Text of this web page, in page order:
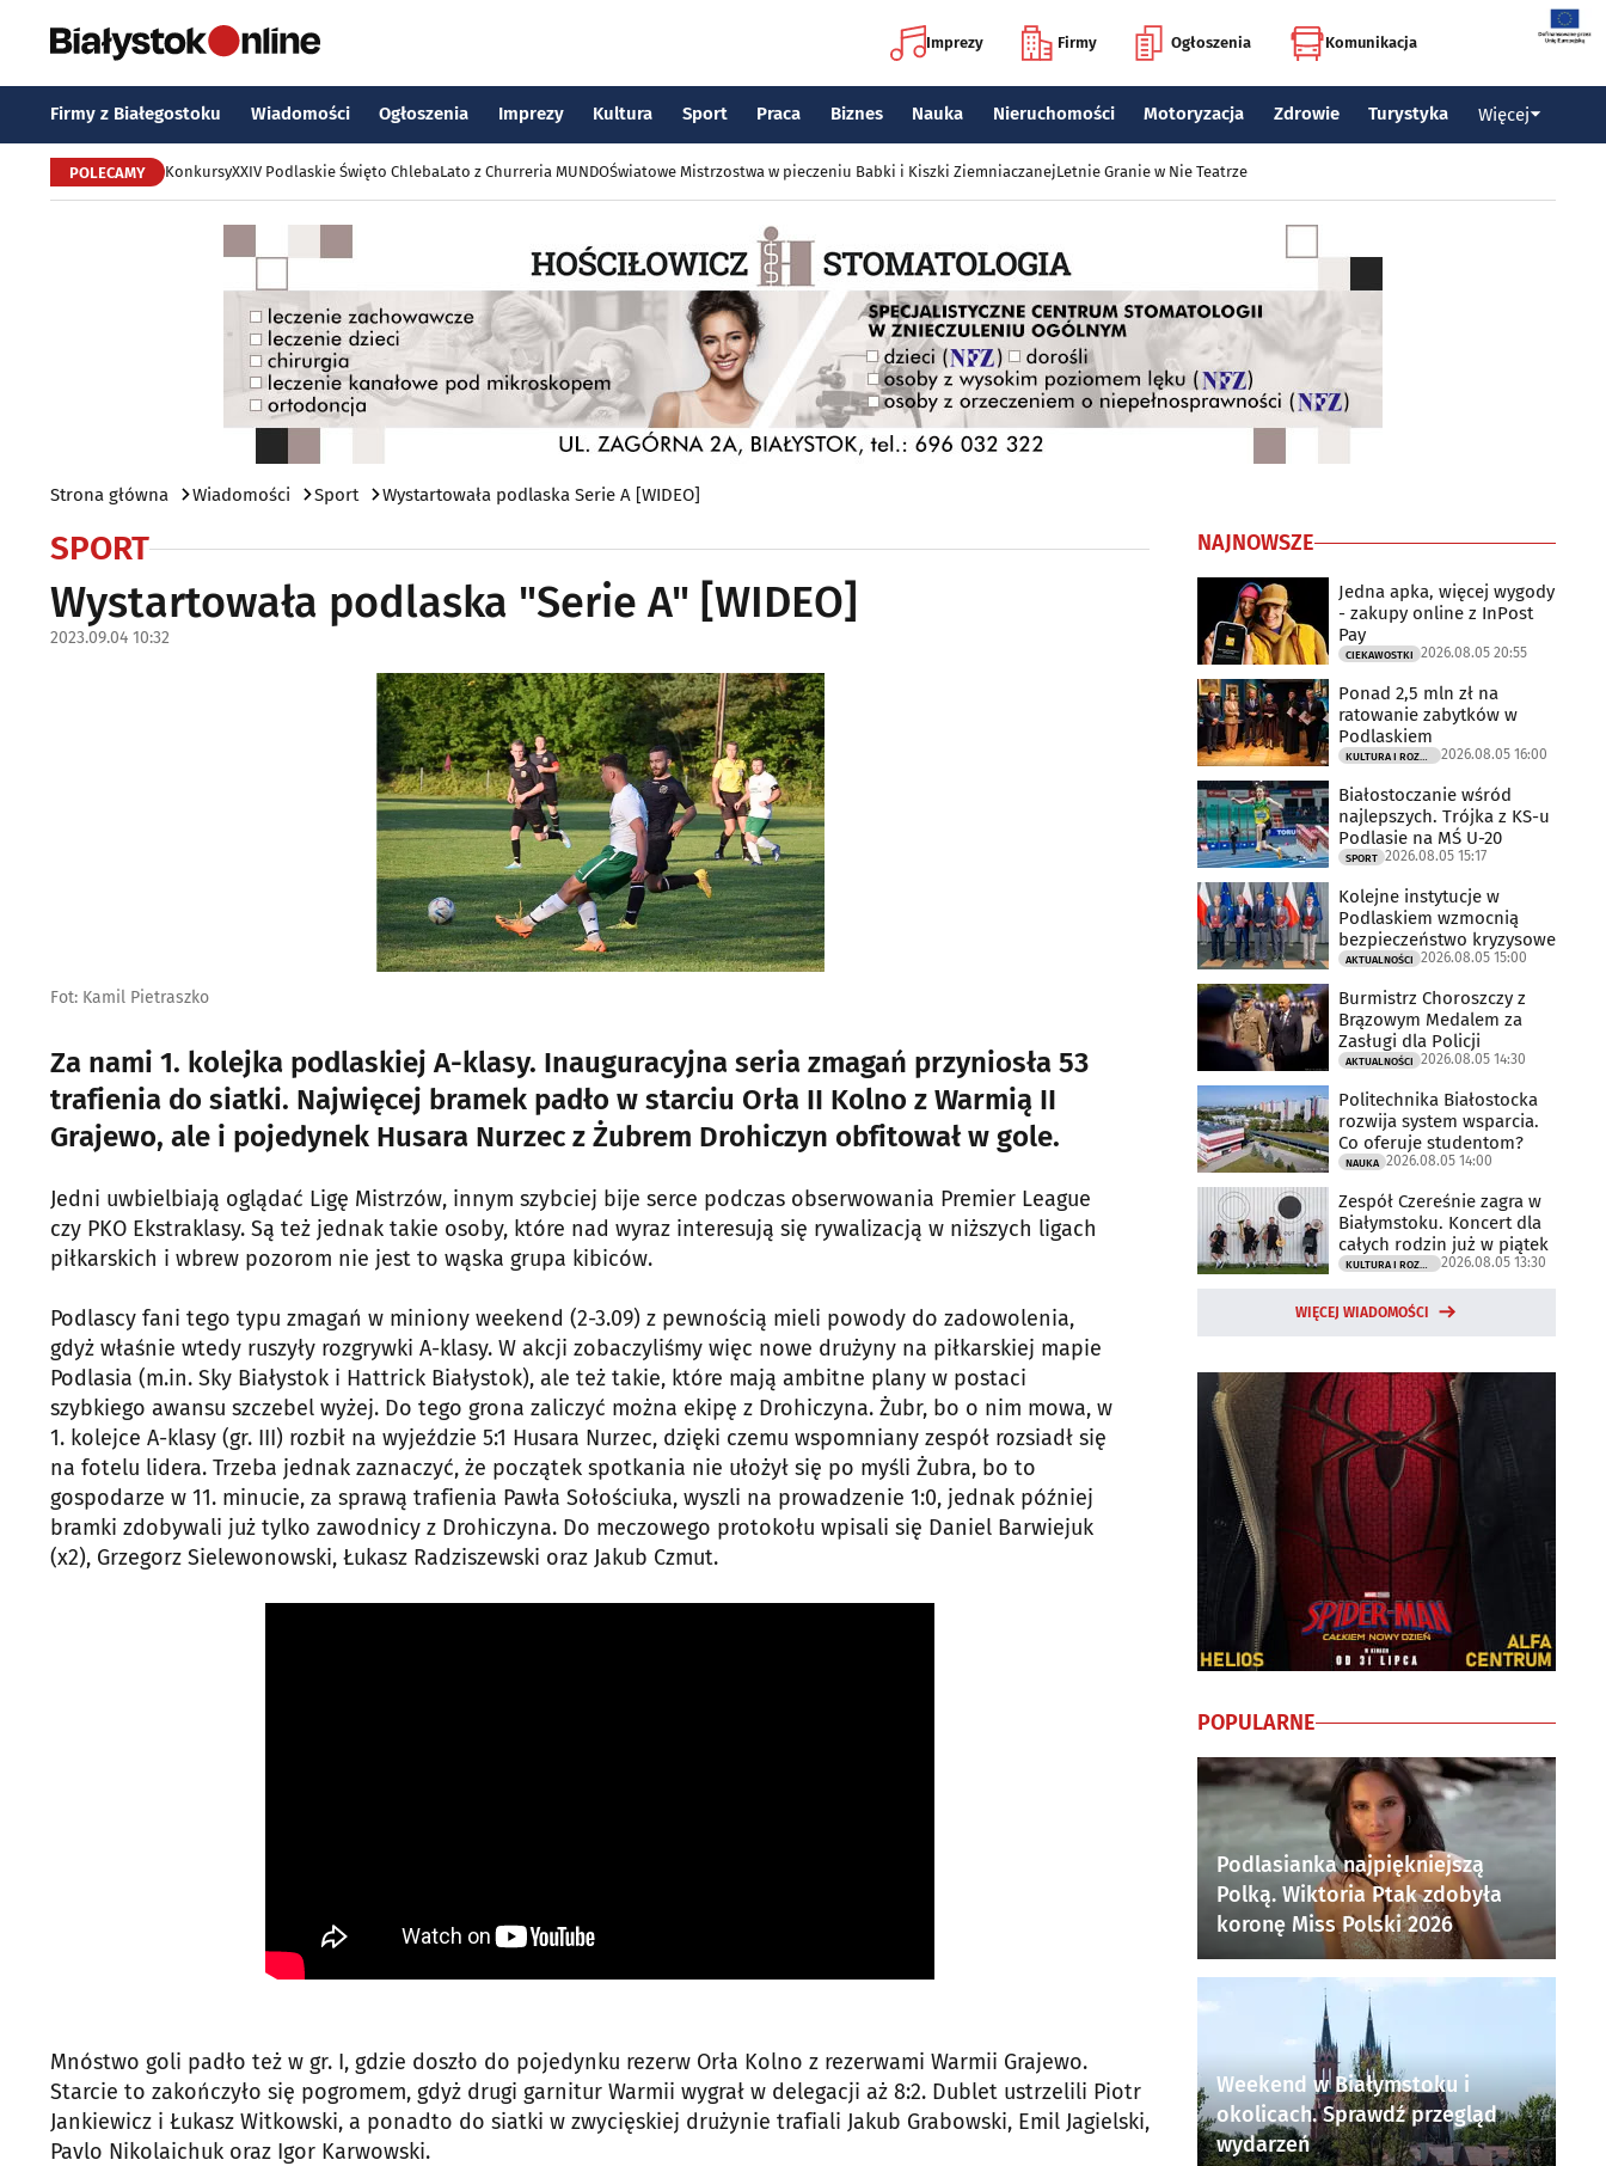
Imprezy Firmy Ogłoszenia Komunikacja
Firmy z Białegostoku Wiadomości Ogłoszenia Imprezy Kultura Sport Praca Biznes Nauka Nieruchomości Motoryzacja Zdrowie Turystyka Więcej
POLECAMY KonkursyXXIV Podlaskie Święto ChlebaLato z Churreria MUNDOŚwiatowe Mistrzostwa w pieczeniu Babki i Kiszki ZiemniaczanejLetnie Granie w Nie Teatrze
Strona główna Wiadomości Sport Wystartowała podlaska Serie A [WIDEO]
SPORT
Wystartowała podlaska "Serie A" [WIDEO]
2023.09.04 10:32
Fot: Kamil Pietraszko
Za nami 1. kolejka podlaskiej A-klasy. Inauguracyjna seria zmagań przyniosła 53
trafienia do siatki. Najwięcej bramek padło w starciu Orła II Kolno z Warmią II
Grajewo, ale i pojedynek Husara Nurzec z Żubrem Drohiczyn obfitował w gole.
Jedni uwbielbiają oglądać Ligę Mistrzów, innym szybciej bije serce podczas obserwowania Premier League
czy PKO Ekstraklasy. Są też jednak takie osoby, które nad wyraz interesują się rywalizacją w niższych ligach
piłkarskich i wbrew pozorom nie jest to wąska grupa kibiców.
Podlascy fani tego typu zmagań w miniony weekend (2-3.09) z pewnością mieli powody do zadowolenia,
gdyż właśnie wtedy ruszyły rozgrywki A-klasy. W akcji zobaczyliśmy więc nowe drużyny na piłkarskiej mapie
Podlasia (m.in. Sky Białystok i Hattrick Białystok), ale też takie, które mają ambitne plany w postaci
szybkiego awansu szczebel wyżej. Do tego grona zaliczyć można ekipę z Drohiczyna. Żubr, bo o nim mowa, w
1. kolejce A-klasy (gr. III) rozbił na wyjeździe 5:1 Husara Nurzec, dzięki czemu wspomniany zespół rozsiadł się
na fotelu lidera. Trzeba jednak zaznaczyć, że początek spotkania nie ułożył się po myśli Żubra, bo to
gospodarze w 11. minucie, za sprawą trafienia Pawła Sołościuka, wyszli na prowadzenie 1:0, jednak później
bramki zdobywali już tylko zawodnicy z Drohiczyna. Do meczowego protokołu wpisali się Daniel Barwiejuk
(x2), Grzegorz Sielewonowski, Łukasz Radziszewski oraz Jakub Czmut.
Mnóstwo goli padło też w gr. I, gdzie doszło do pojedynku rezerw Orła Kolno z rezerwami Warmii Grajewo.
Starcie to zakończyło się pogromem, gdyż drugi garnitur Warmii wygrał w delegacji aż 8:2. Dublet ustrzelili Piotr
Jankiewicz i Łukasz Witkowski, a ponadto do siatki w zwycięskiej drużynie trafiali Jakub Grabowski, Emil Jagielski,
Pavlo Nikolaichuk oraz Igor Karwowski.
NAJNOWSZE
Jedna apka, więcej wygody
- zakupy online z InPost
Pay
CIEKAWOSTKI 2026.08.05 20:55
Ponad 2,5 mln zł na
ratowanie zabytków w
Podlaskiem
2026.08.05 16:00
Białostoczanie wśród
najlepszych. Trójka z KS-u
Podlasie na MŚ U-20
SPORT 2026.08.05 15:17
Kolejne instytucje w
Podlaskiem wzmocnią
bezpieczeństwo kryzysowe
AKTUALNOŚCI 2026.08.05 15:00
Burmistrz Choroszczy z
Brązowym Medalem za
Zasługi dla Policji
AKTUALNOŚCI 2026.08.05 14:30
Politechnika Białostocka
rozwija system wsparcia.
Co oferuje studentom?
NAUKA 2026.08.05 14:00
Zespół Czereśnie zagra w
Białymstoku. Koncert dla
całych rodzin już w piątek
2026.08.05 13:30
WIĘCEJ WIADOMOŚCI
POPULARNE
Podlasianka najpiękniejszą
Polką. Wiktoria Ptak zdobyła
koronę Miss Polski 2026
Weekend w Białymstoku i
okolicach. Sprawdź przegląd
wydarzeń